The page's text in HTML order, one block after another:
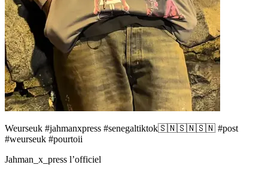
Weurseuk #jahmanxpress #senegaltiktok🇸🇳🇸🇳🇸🇳 #post
#weurseuk #pourtoii
Jahman_x_press l’officiel